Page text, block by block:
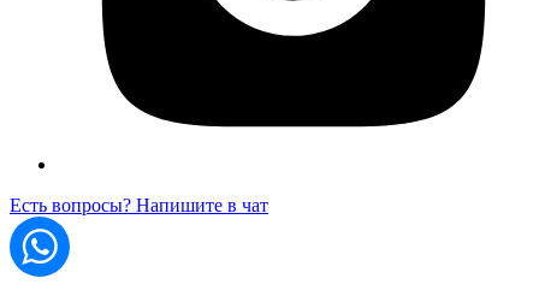
Есть вопросы? Напишите в чат